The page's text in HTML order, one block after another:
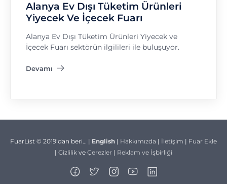
Alanya Ev Dışı Tüketim Ürünleri
Yiyecek Ve İçecek Fuarı
Alanya Ev Dışı Tüketim Ürünleri Yiyecek ve
İçecek Fuarı sektörün ilgilileri ile buluşuyor.
Devamı
"Alanya Ev Dışı Tüketim Ürünleri Yiyecek Ve İçecek Fuarı"
FuarList © 2019’dan beri… | English | Hakkımızda | İletişim | Fuar Ekle
| Gizlilik ve Çerezler | Reklam ve İşbirliği